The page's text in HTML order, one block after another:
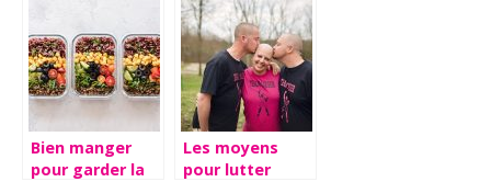
au lit
Bien manger
pour garder la
Les moyens
pour lutter